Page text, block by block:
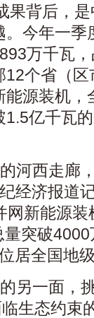
果背后，
。今年一
万千瓦
12个省（
能源装机，
1.5亿千瓦
河西走廊
经济报道
网新能源
突破
居全国地
另一面
生态约束